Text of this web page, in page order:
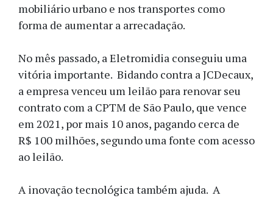
mobiliário urbano e nos transportes como
forma de aumentar a arrecadação.
No mês passado, a Eletromidia conseguiu uma
vitória importante. Bidando contra a JCDecaux,
a empresa venceu um leilão para renovar seu
contrato com a CPTM de São Paulo, que vence
em 2021, por mais 10 anos, pagando cerca de
R$ 100 milhões, segundo uma fonte com acesso
ao leilão.
A inovação tecnológica também ajuda. A